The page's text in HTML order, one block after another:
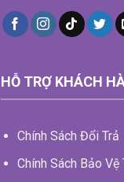
HỖ TRỢ KHÁCH
Chính Sách Đổi Trả
Chính Sách Bảo Vệ